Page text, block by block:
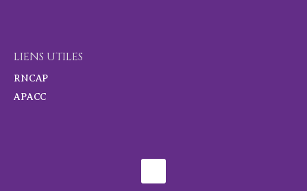
LIENS UTILES
RNCAP
APACC